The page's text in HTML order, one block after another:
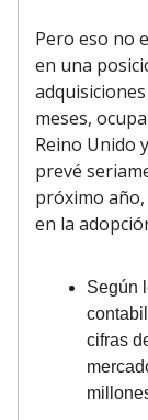
Pero eso no
en una
meses,
Reino Unido
prevé
próximo
en la
Según
cifras